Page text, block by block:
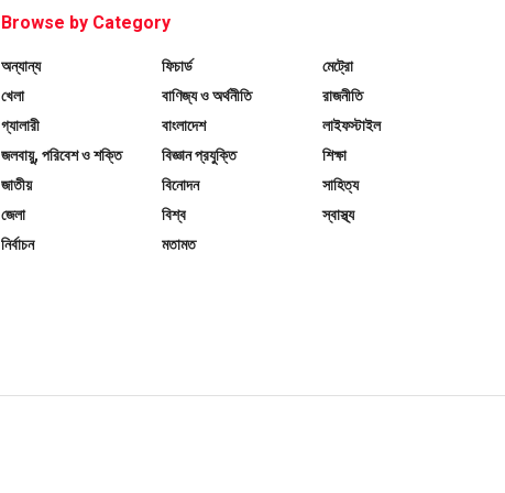
Browse by Category
অন্যান্য
খেলা
গ্যালারী
জলবায়ু, পরিবেশ ও শক্তি
জাতীয়
জেলা
নির্বাচন
ফিচার্ড
বাণিজ্য ও অর্থনীতি
বাংলাদেশ
বিজ্ঞান প্রযুক্তি
বিনোদন
বিশ্ব
মতামত
মেট্রো
রাজনীতি
লাইফস্টাইল
শিক্ষা
সাহিত্য
স্বাস্থ্য